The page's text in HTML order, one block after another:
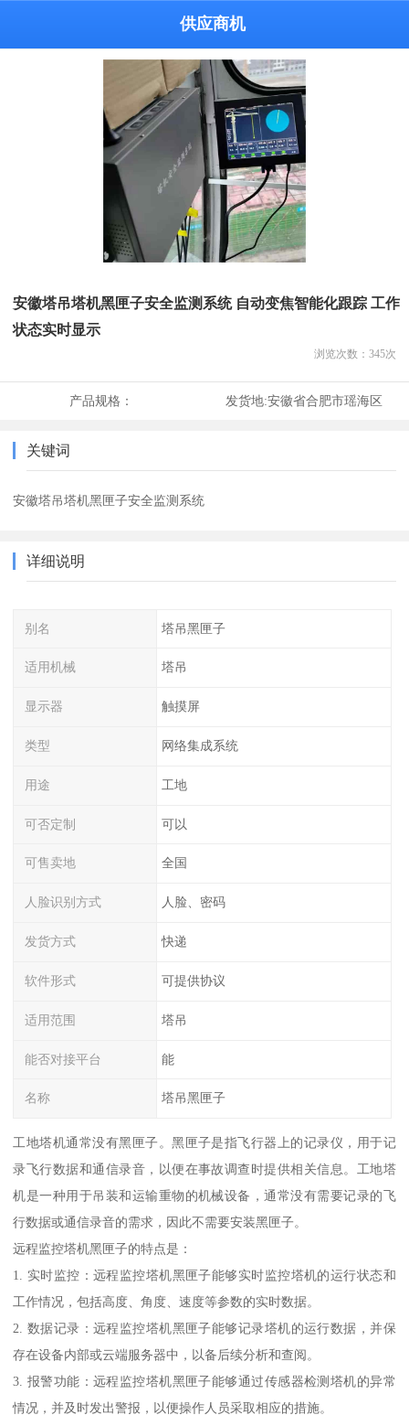
供应商机
安徽塔吊塔机黑匣子安全监测系统 自动变焦智能化跟踪 工作
状态实时显示
浏览次数： 345次
产品规格： 发货地:安徽省合肥市瑶海区
关键词
安徽塔吊塔机黑匣子安全监测系统
详细说明
别名 塔吊黑匣子
适用机械 塔吊
显示器 触摸屏
类型 网络集成系统
用途 工地
可否定制 可以
可售卖地 全国
人脸识别方式 人脸、密码
发货方式 快递
软件形式 可提供协议
适用范围 塔吊
能否对接平台 能
名称 塔吊黑匣子
工地塔机通常没有黑匣子。黑匣子是指飞行器上的记录仪，用于记
录飞行数据和通信录音，以便在事故调查时提供相关信息。工地塔
机是一种用于吊装和运输重物的机械设备，通常没有需要记录的飞
行数据或通信录音的需求，因此不需要安装黑匣子。
远程监控塔机黑匣子的特点是：
1. 实时监控：远程监控塔机黑匣子能够实时监控塔机的运行状态和
工作情况，包括高度、角度、速度等参数的实时数据。
2. 数据记录：远程监控塔机黑匣子能够记录塔机的运行数据，并保
存在设备内部或云端服务器中，以备后续分析和查阅。
3. 报警功能：远程监控塔机黑匣子能够通过传感器检测塔机的异常
情况，并及时发出警报，以便操作人员采取相应的措施。